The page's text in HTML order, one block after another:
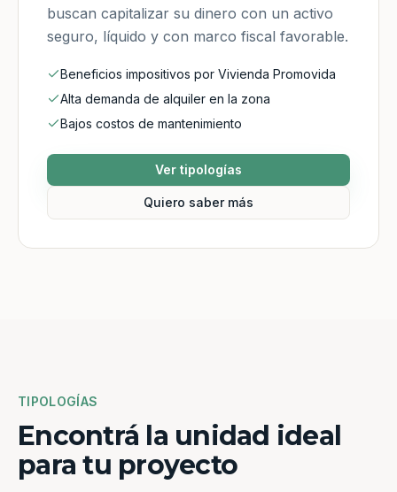
buscan capitalizar su dinero con un activo
seguro, líquido y con marco fiscal favorable.
Beneficios impositivos por Vivienda Promovida
Alta demanda de alquiler en la zona
Bajos costos de mantenimiento
Ver tipologías
Quiero saber más
TIPOLOGÍAS
Encontrá la unidad ideal
para tu proyecto